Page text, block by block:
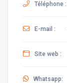
Téléphone :
E-mail :
Site web :
Whatsapp: